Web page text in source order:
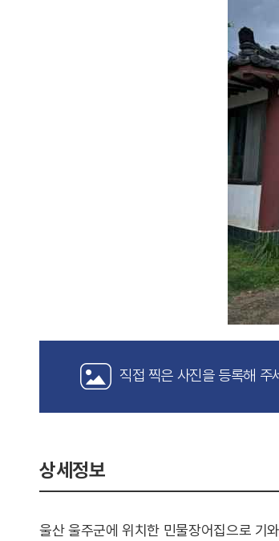
직접 찍은 사진을 등록해 주
상세정보
울산 울주군에 위치한 민물장어집으로 기